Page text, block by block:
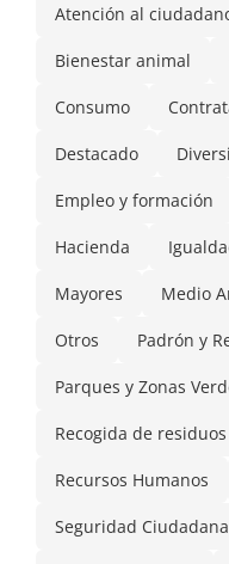
Atención al
Bienestar animal
Consumo
Destacado
Empleo y formación
Hacienda
Mayores Medio
Otros Padrón y
Parques y Zonas
Recogida de
Recursos Humanos
Seguridad Ciudadana